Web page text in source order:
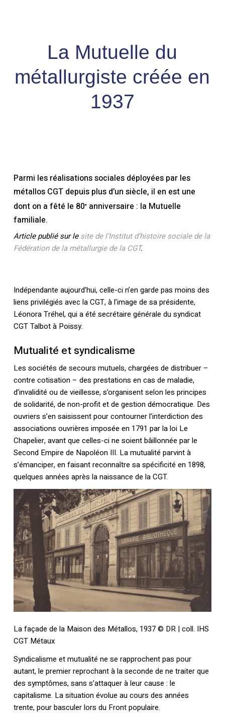
La Mutuelle du
métallurgiste créée en
1937
Parmi les réalisations sociales déployées par les
métallos CGT depuis plus d’un siècle, il en est une
dont on a fêté le 80eanniversaire : la Mutuelle
familiale.
Article publié sur lesite de l’Institut d’histoire sociale de la
Fédération de la métallurgie de la CGT.
Indépendante aujourd’hui, celle-ci n’en garde pas moins des
liens privilégiés avec la CGT, à l’image de sa présidente,
Léonora Tréhel, qui a été secrétaire générale du syndicat
CGT Talbot à Poissy.
Mutualité et syndicalisme
Les sociétés de secours mutuels, chargées de distribuer –
contre cotisation – des prestations en cas de maladie,
d’invalidité ou de vieillesse, s’organisent selon les principes
de solidarité, de non-profit et de gestion démocratique. Des
ouvriers s’en saisissent pour contourner l’interdiction des
associations ouvrières imposée en 1791 par la loi Le
Chapelier, avant que celles-ci ne soient bâillonnée par le
Second Empire de Napoléon III. La mutualité parvint à
s’émanciper, en faisant reconnaître sa spécificité en 1898,
quelques années après la naissance de la CGT.
La façade de la Maison des Métallos, 1937 © DR | coll. IHS
CGT Métaux
Syndicalisme et mutualité ne se rapprochent pas pour
autant, le premier reprochant à la seconde de ne traiter que
des symptômes, sans s’attaquer à leur cause : le
capitalisme. La situation évolue au cours des années
trente, pour basculer lors du Front populaire.